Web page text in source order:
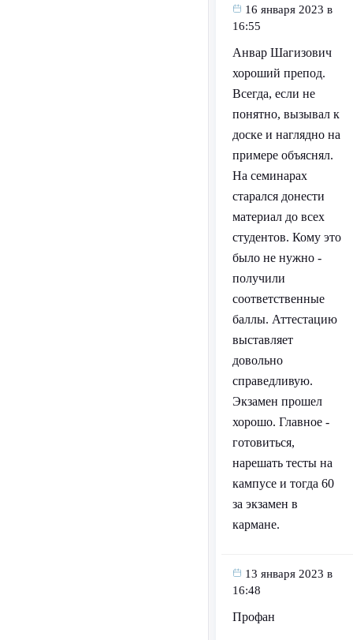
16 января 2023 в
16:55
Анвар Шагизович
хороший препод.
Всегда, если не
понятно, вызывал к
доске и наглядно на
примере объяснял.
На семинарах
старался донести
материал до всех
студентов. Кому это
было не нужно -
получили
соответственные
баллы. Аттестацию
выставляет
довольно
справедливую.
Экзамен прошел
хорошо. Главное -
готовиться,
нарешать тесты на
кампусе и тогда 60
за экзамен в
кармане.
13 января 2023 в
16:48
Профан